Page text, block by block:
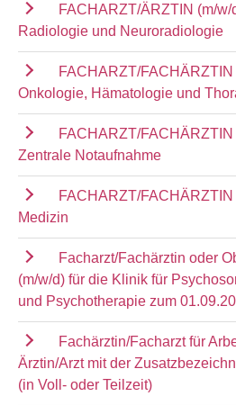
FACHARZT/ÄRZTIN (m/
Radiologie und Neuroradiologie
FACHARZT/FACHÄRZTIN
Onkologie, Hämatologie und
FACHARZT/
Zentrale Notaufnahme
FACHARZT/
Medizin
Facharzt/Fachärztin oder
(m/w/d) für die Klinik für
und Psychotherapie zum
Fachärztin/Facharzt für
Ärztin/Arzt mit der
(in Voll- oder Teilzeit)